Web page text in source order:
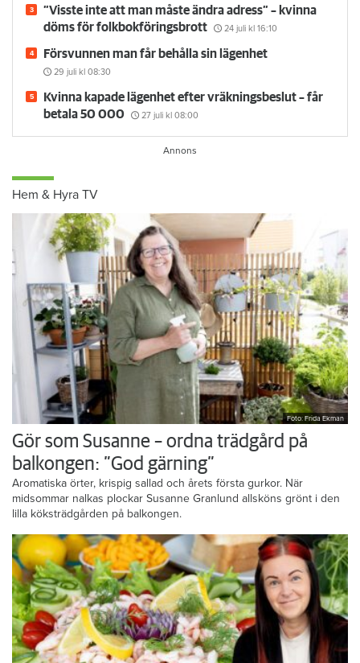
”Visste inte att man måste ändra adress” – kvinna
döms för folkbokföringsbrott
24 juli kl 16:10
Försvunnen man får behålla sin lägenhet
29 juli kl 08:30
Kvinna kapade lägenhet efter vräkningsbeslut – får
betala 50 000
27 juli kl 08:00
Hem & Hyra TV
Foto: Frida Ekman
Gör som Susanne – ordna trädgård på
balkongen: ”God gärning”
Aromatiska örter, krispig sallad och årets första gurkor. När
midsommar nalkas plockar Susanne Granlund allsköns grönt i den
lilla köksträdgården på balkongen.